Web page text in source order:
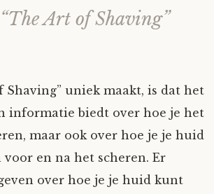
Art of Shaving”
Shaving” uniek maakt, is dat het
informatie biedt over hoe je het
maar ook over hoe je je huid
en na het scheren. Er
over hoe je je huid kunt